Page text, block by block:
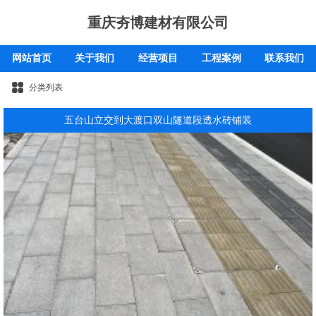
重庆夯博建材有限公司
网站首页 关于我们 经营项目 工程案例 联系我们
分类列表
五台山立交到大渡口双山隧道段透水砖铺装